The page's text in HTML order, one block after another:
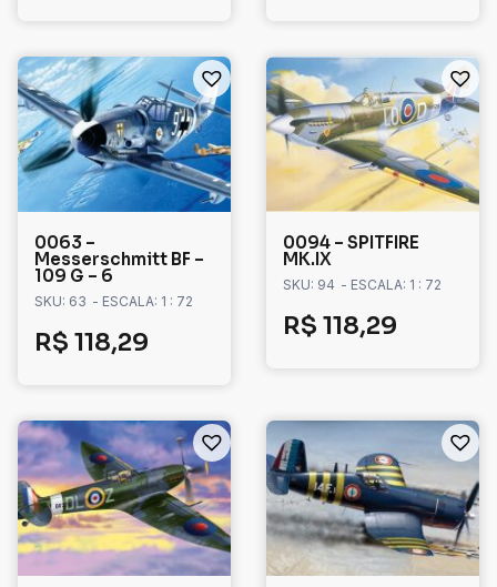
0063 –
Messerschmitt BF –
109 G – 6
SKU: 63 - ESCALA: 1 : 72
R$ 118,29
0094 – SPITFIRE
MK.IX
SKU: 94 - ESCALA: 1 : 72
R$ 118,29